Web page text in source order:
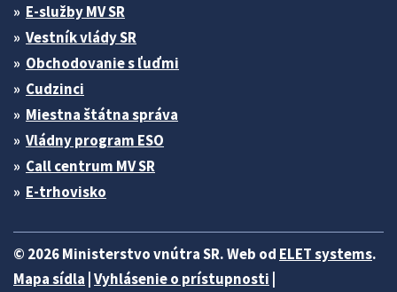
E-služby MV SR
Vestník vlády SR
Obchodovanie s ľuďmi
Cudzinci
Miestna štátna správa
Vládny program ESO
Call centrum MV SR
E-trhovisko
© 2026 Ministerstvo vnútra SR. Web od ELET systems.
Mapa sídla Vyhlásenie o prístupnosti